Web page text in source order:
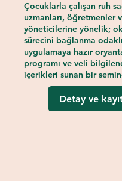
Çocuklarla çalışan ruh
uzmanları, öğretmenler
yöneticilerine yönelik;
sürecini bağlanma
uygulamaya hazır
programı ve veli
içerikleri sunan bir
Detay ve